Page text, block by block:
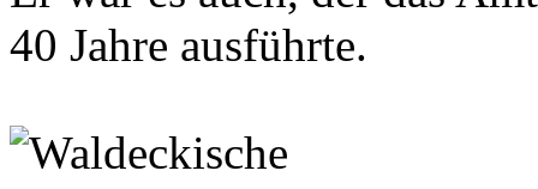
40 Jahre ausführte.